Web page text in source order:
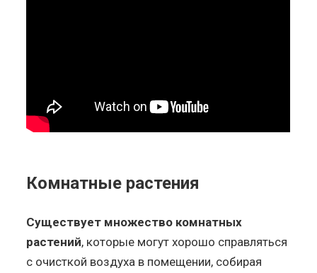
Комнатные растения
Существует множество комнатных
растений, которые могут хорошо справляться
с очисткой воздуха в помещении, собирая